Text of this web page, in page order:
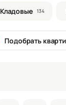
Кладовые 134
Подобрать